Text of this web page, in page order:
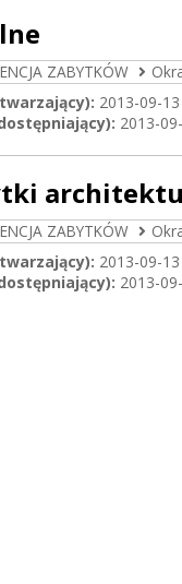
ZABYTKÓW
2013-09-
2013-
ZABYTKÓW
2013-09-
2013-